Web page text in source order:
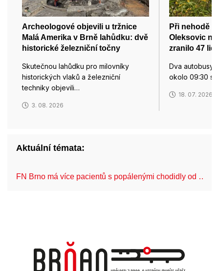
Archeologové objevili u tržnice
Malá Amerika v Brně lahůdku: dvě
historické železniční točny
Skutečnou lahůdku pro milovníky
historických vlaků a železniční
techniky objevili…
3. 08. 2026
Při nehodě
Oleksovic
zranilo 47 lidí
Dva autobusy
okolo 09:30
18. 07. 2026
Aktuální témata:
FN Brno má více pacientů s popálenými chodidly od …